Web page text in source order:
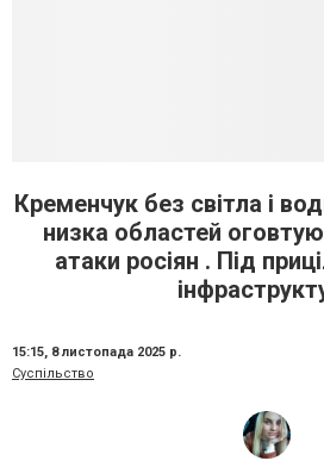
Кременчук без світла і
низка областей
атаки росіян . Під
15:15, 8 листопада 2025 р.
Суспільство